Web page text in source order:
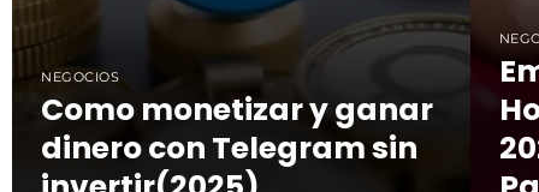
NEGOCIOS
Como monetizar y ganar
dinero con Telegram sin